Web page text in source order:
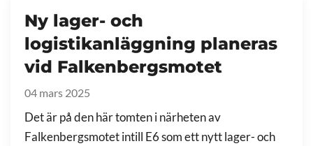
Ny lager- och
logistikanläggning planeras
vid Falkenbergsmotet
04 mars 2025
Det är på den här tomten i närheten av
Falkenbergsmotet intill E6 som ett nytt lager- och